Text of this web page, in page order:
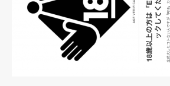
ン
“Passster
Age
Gate”